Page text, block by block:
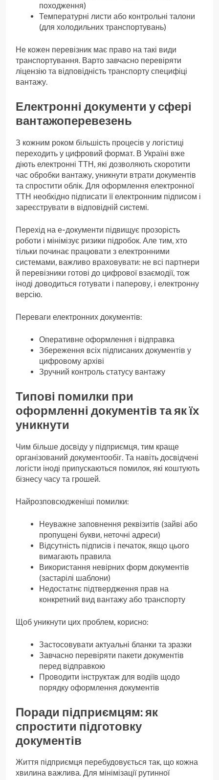
походження)
Температурні листи або контрольні талони
(для холодильних транспортувань)
Не кожен перевізник має право на такі види
транспортування. Варто завчасно перевіряти
ліцензію та відповідність транспорту специфіці
вантажу.
Електронні документи у сфері
вантажоперевезень
З кожним роком більшість процесів у логістиці
переходить у цифровий формат. В Україні вже
діють електронні ТТН, які дозволяють скоротити
час обробки вантажу, уникнути втрати документів
та спростити облік. Для оформлення електронної
ТТН необхідно підписати її електронним підписом і
зареєструвати в відповідній системі.
Перехід на е-документи підвищує прозорість
роботи і мінімізує ризики підробок. Але тим, хто
тільки починає працювати з електронними
системами, важливо враховувати: не всі партнери
й перевізники готові до цифрової взаємодії, тож
іноді доводиться готувати і паперову, і електронну
версію.
Переваги електронних документів:
Оперативне оформлення і відправка
Збереження всіх підписаних документів у
цифровому архіві
Зручний контроль статусу вантажу
Типові помилки при
оформленні документів та як їх
уникнути
Чим більше досвіду у підприємця, тим краще
організований документообіг. Та навіть досвідчені
логісти іноді припускаються помилок, які коштують
бізнесу часу та грошей.
Найрозповсюдженіші помилки:
Неуважне заповнення реквізитів (зайві або
пропущені букви, неточні адреси)
Відсутність підписів і печаток, якщо цього
вимагають правила
Використання невірних форм документів
(застарілі шаблони)
Недостатнє підтвердження прав на
конкретний вид вантажу або транспорту
Щоб уникнути цих проблем, корисно:
Застосовувати актуальні бланки та зразки
Завчасно перевіряти пакети документів
перед відправкою
Проводити інструктаж для водіїв щодо
порядку оформлення документів
Поради підприємцям: як
спростити підготовку
документів
Життя підприємця перебудовується так, що кожна
хвилина важлива. Для мінімізації рутинної